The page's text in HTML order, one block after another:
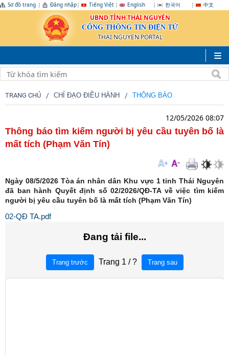
Sơ đồ trang Đăng nhập Tiếng Việt English 한국어 中文
UBND TỈNH THÁI NGUYÊN
CỔNG THÔNG TIN ĐIỆN TỬ
THAI NGUYEN PORTAL
TRANG CHỦ CHỈ ĐẠO ĐIỀU HÀNH THÔNG BÁO
12/05/2026 08:07
Thông báo tìm kiếm người bị yêu cầu tuyên bố là
mất tích (Phạm Văn Tín)
Ngày 08/5/2026 Tòa án nhân dân Khu vực 1 tỉnh Thái Nguyên
đã ban hành Quyết định số 02/2026/QĐ-TA về việc tìm kiếm
người bị yêu cầu tuyên bố là mất tích (Phạm Văn Tín)
02-QĐ TA.pdf